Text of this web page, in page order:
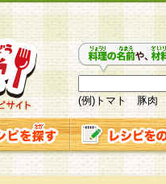
(例)トマト 豚肉